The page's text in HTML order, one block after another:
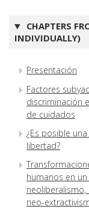
CHAPTERS
INDIVIDUALLY)
Presentación
Factores
discriminación
de cuidados
¿Es posible
libertad?
humanos en
neoliberalismo,
neo-